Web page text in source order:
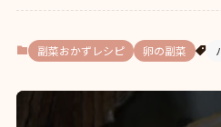
副菜おかずレシピ 卵の副菜